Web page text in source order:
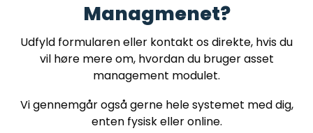
Managmenet?
Udfyld formularen eller kontakt os direkte, hvis du
vil høre mere om, hvordan du bruger asset
management modulet.
Vi gennemgår også gerne hele systemet med dig,
enten fysisk eller online.